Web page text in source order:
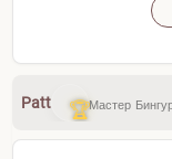
Победитель
Все спорные
Окончательное
Patt Мастер